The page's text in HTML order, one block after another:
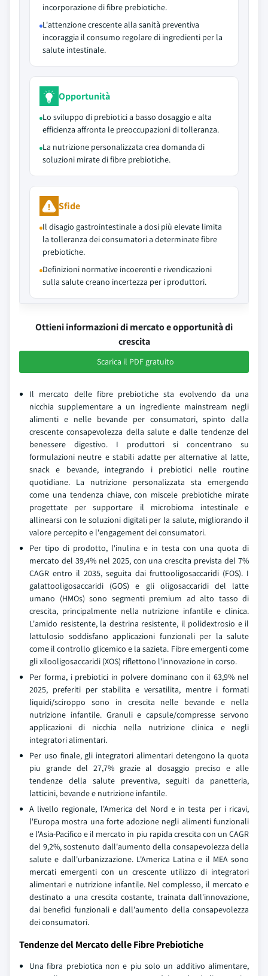
incorporazione di fibre prebiotiche.
L'attenzione crescente alla sanità preventiva
incoraggia il consumo regolare di ingredienti per la
salute intestinale.
Opportunità
Lo sviluppo di prebiotici a basso dosaggio e alta
efficienza affronta le preoccupazioni di tolleranza.
La nutrizione personalizzata crea domanda di
soluzioni mirate di fibre prebiotiche.
Sfide
Il disagio gastrointestinale a dosi più elevate limita
la tolleranza dei consumatori a determinate fibre
prebiotiche.
Definizioni normative incoerenti e rivendicazioni
sulla salute creano incertezza per i produttori.
Ottieni informazioni di mercato e opportunità di
crescita
Scarica il PDF gratuito
Il mercato delle fibre prebiotiche sta evolvendo da una
nicchia supplementare a un ingrediente mainstream negli
alimenti e nelle bevande per consumatori, spinto dalla
crescente consapevolezza della salute e dalle tendenze del
benessere digestivo. I produttori si concentrano su
formulazioni neutre e stabili adatte per alternative al latte,
snack e bevande, integrando i prebiotici nelle routine
quotidiane. La nutrizione personalizzata sta emergendo
come una tendenza chiave, con miscele prebiotiche mirate
progettate per supportare il microbioma intestinale e
allinearsi con le soluzioni digitali per la salute, migliorando il
valore percepito e l'engagement dei consumatori.
Per tipo di prodotto, l'inulina e in testa con una quota di
mercato del 39,4% nel 2025, con una crescita prevista del 7%
CAGR entro il 2035, seguita dai fruttooligosaccaridi (FOS). I
galattooligosaccaridi (GOS) e gli oligosaccaridi del latte
umano (HMOs) sono segmenti premium ad alto tasso di
crescita, principalmente nella nutrizione infantile e clinica.
L'amido resistente, la destrina resistente, il polidextrosio e il
lattulosio soddisfano applicazioni funzionali per la salute
come il controllo glicemico e la sazieta. Fibre emergenti come
gli xilooligosaccaridi (XOS) riflettono l'innovazione in corso.
Per forma, i prebiotici in polvere dominano con il 63,9% nel
2025, preferiti per stabilita e versatilita, mentre i formati
liquidi/sciroppo sono in crescita nelle bevande e nella
nutrizione infantile. Granuli e capsule/compresse servono
applicazioni di nicchia nella nutrizione clinica e negli
integratori alimentari.
Per uso finale, gli integratori alimentari detengono la quota
piu grande del 27,7% grazie al dosaggio preciso e alle
tendenze della salute preventiva, seguiti da panetteria,
latticini, bevande e nutrizione infantile.
A livello regionale, l'America del Nord e in testa per i ricavi,
l'Europa mostra una forte adozione negli alimenti funzionali
e l'Asia-Pacifico e il mercato in piu rapida crescita con un CAGR
del 9,2%, sostenuto dall'aumento della consapevolezza della
salute e dall'urbanizzazione. L'America Latina e il MEA sono
mercati emergenti con un crescente utilizzo di integratori
alimentari e nutrizione infantile. Nel complesso, il mercato e
destinato a una crescita costante, trainata dall'innovazione,
dai benefici funzionali e dall'aumento della consapevolezza
dei consumatori.
Tendenze del Mercato delle Fibre Prebiotiche
Una fibra prebiotica non e piu solo un additivo alimentare,